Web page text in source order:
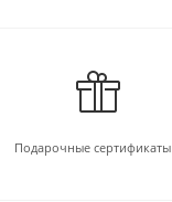
Подарочные сертификаты